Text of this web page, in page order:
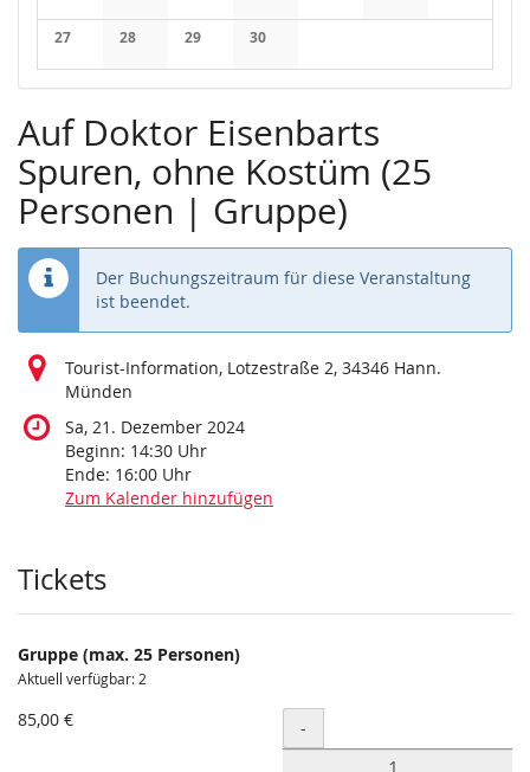
Keine Veranstaltungen
Keine Veranstaltungen
Keine Veranstaltungen
Keine Veranstaltungen
Keine Veranstaltungen
Keine Keine
27
Keine Veranstaltungen
28
Keine Veranstaltungen
29
Keine Veranstaltungen
30
Keine Veranstaltungen
Auf Doktor Eisenbarts
Spuren, ohne Kostüm (25
Personen | Gruppe)
Der Buchungszeitraum für diese Veranstaltung
ist beendet.
Tourist-Information, Lotzestraße 2, 34346 Hann.
Münden
Sa, 21. Dezember 2024
Beginn: 14:30 Uhr
Ende: 16:00 Uhr
Zum Kalender hinzufügen
Produkte
Tickets
Gruppe (max. 25 Personen)
Aktuell verfügbar: 2
85,00 € Menge
-